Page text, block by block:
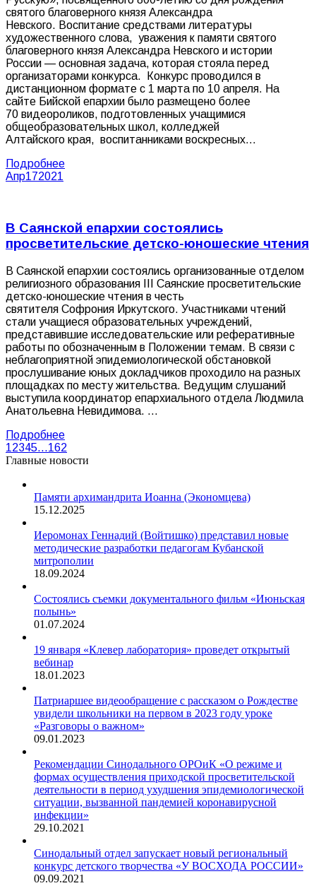
святого благоверного князя Александра
Невского. Воспитание средствами литературы
художественного слова, уважения к памяти святого
благоверного князя Александра Невского и истории
России — основная задача, которая стояла перед
организаторами конкурса. Конкурс проводился в
дистанционном формате с 1 марта по 10 апреля. На
сайте Бийской епархии было размещено более
70 видеороликов, подготовленных учащимися
общеобразовательных школ, колледжей
Алтайского края, воспитанниками воскресных…
Подробнее
Апр172021
В Саянской епархии состоялись
просветительские детско-юношеские чтения
В Саянской епархии состоялись организованные отделом
религиозного образования III Саянские просветительские
детско-юношеские чтения в честь
святителя Софрония Иркутского. Участниками чтений
стали учащиеся образовательных учреждений,
представившие исследовательские или реферативные
работы по обозначенным в Положении темам. В связи с
неблагоприятной эпидемиологической обстановкой
прослушивание юных докладчиков проходило на разных
площадках по месту жительства. Ведущим слушаний
выступила координатор епархиального отдела Людмила
Анатольевна Невидимова. …
Подробнее
12345…162
Главные новости
Памяти архимандрита Иоанна (Экономцева)
15.12.2025
Иеромонах Геннадий (Войтишко) представил новые
методические разработки педагогам Кубанской
митрополии
18.09.2024
Состоялись съемки документального фильм «Июньская
полынь»
01.07.2024
19 января «Клевер лаборатория» проведет открытый
вебинар
18.01.2023
Патриаршее видеообращение с рассказом о Рождестве
увидели школьники на первом в 2023 году уроке
«Разговоры о важном»
09.01.2023
Рекомендации Синодального ОРОиК «О режиме и
формах осуществления приходской просветительской
деятельности в период ухудшения эпидемиологической
ситуации, вызванной пандемией коронавирусной
инфекции»
29.10.2021
Синодальный отдел запускает новый региональный
конкурс детского творчества «У ВОСХОДА РОССИИ»
09.09.2021